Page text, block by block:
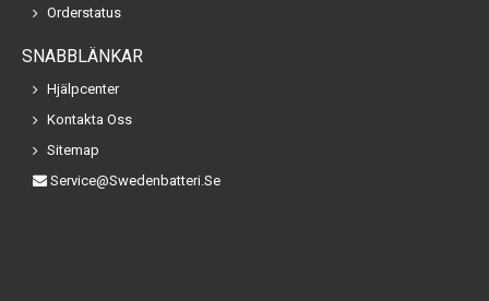
Orderstatus
SNABBLÄNKAR
Hjälpcenter
Kontakta Oss
Sitemap
Service@swedenbatteri.se